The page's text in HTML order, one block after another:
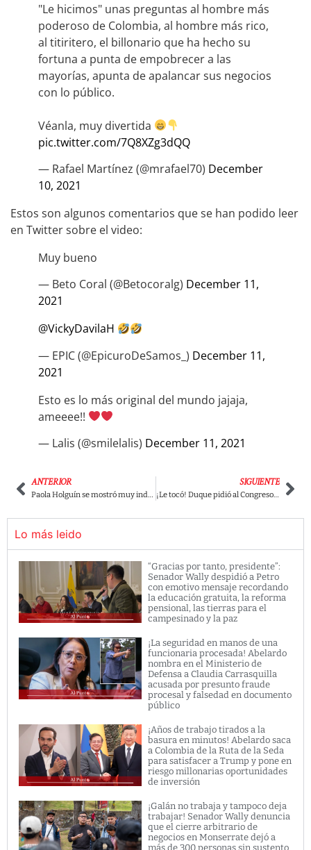
"Le hicimos" unas preguntas al hombre más
poderoso de Colombia, al hombre más rico,
al titiritero, el billonario que ha hecho su
fortuna a punta de empobrecer a las
mayorías, apunta de apalancar sus negocios
con lo público.
Véanla, muy divertida
pic.twitter.com/7Q8XZg3dQQ
— Rafael Martínez (@mrafael70) December
10, 2021
Estos son algunos comentarios que se han podido leer
en Twitter sobre el video:
Muy bueno
— Beto Coral (@Betocoralg) December 11,
2021
@VickyDavilaH
— EPIC (@EpicuroDeSamos_) December 11,
2021
Esto es lo más original del mundo jajaja,
ameeee!!
— Lalis (@smilelalis) December 11, 2021
ANTERIOR
Paola Holguín se mostró muy indignada luego de ser catalogada como la congresista más vaga del Zoom.
SIGUIENTE
¡Le tocó! Duque pidió al Congreso retirar artículo que pone en riesgo libertad de prensa
Lo más leido
“Gracias por tanto, presidente”:
Senador Wally despidió a Petro
con emotivo mensaje recordando
la educación gratuita, la reforma
pensional, las tierras para el
campesinado y la paz
¡La seguridad en manos de una
funcionaria procesada! Abelardo
nombra en el Ministerio de
Defensa a Claudia Carrasquilla
acusada por presunto fraude
procesal y falsedad en documento
público
¡Años de trabajo tirados a la
basura en minutos! Abelardo saca
a Colombia de la Ruta de la Seda
para satisfacer a Trump y pone en
riesgo millonarias oportunidades
de inversión
¡Galán no trabaja y tampoco deja
trabajar! Senador Wally denuncia
que el cierre arbitrario de
negocios en Monserrate dejó a
más de 300 personas sin sustento